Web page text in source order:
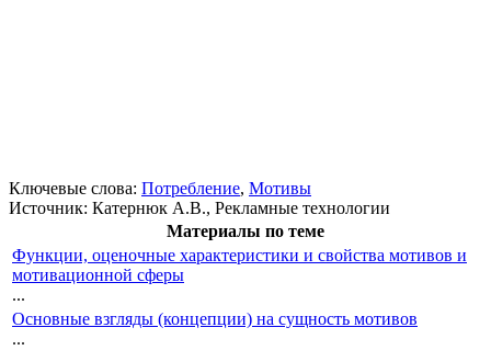
Ключевые слова: Потребление, Мотивы
Источник: Катернюк А.В., Рекламные технологии
Материалы по теме
Функции, оценочные характеристики и свойства мотивов и
мотивационной сферы
...
Основные взгляды (концепции) на сущность мотивов
...